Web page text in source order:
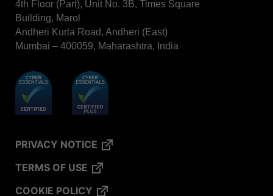
4th Floor (Part), Unit No. 3B, Times Square
Building, Marol
Andheri Kurla Road, Andheri (East)
Mumbai – 400059, Maharashtra, India
PRIVACY NOTICE
TERMS OF USE
COOKIE POLICY